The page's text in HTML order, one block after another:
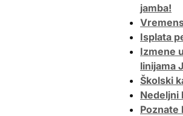
jamba!
Isplata
Izmene
linijama
Školski
Nedeljni
Poznate